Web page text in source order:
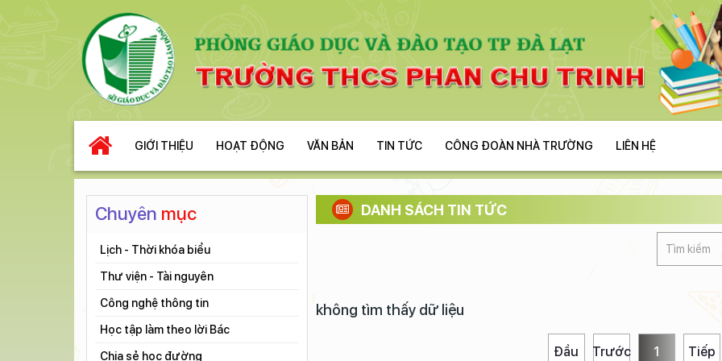
GIỚI THIỆU HOẠT ĐỘNG VĂN BẢN TIN TỨC CÔNG ĐOÀN NHÀ TRƯỜNG LIÊN HỆ
DANH SÁCH TIN TỨC
không tìm thấy dữ liệu
Đầu Trước 1 Tiếp
Chuyên mục
Lịch - Thời khóa biểu
Thư viện - Tài nguyên
Tài liệu học tập
Tài liệu tập huấn
Đề thi - đáp án
Công nghệ thông tin
Học tập làm theo lời Bác
Chia sẻ học đường